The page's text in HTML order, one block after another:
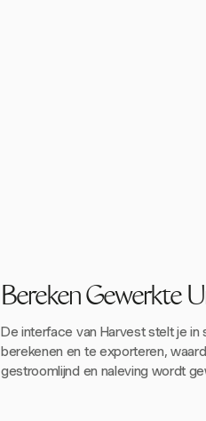
Bereken Gewerkte
De interface van Harvest stelt je
berekenen en te exporteren,
gestroomlijnd en naleving wordt